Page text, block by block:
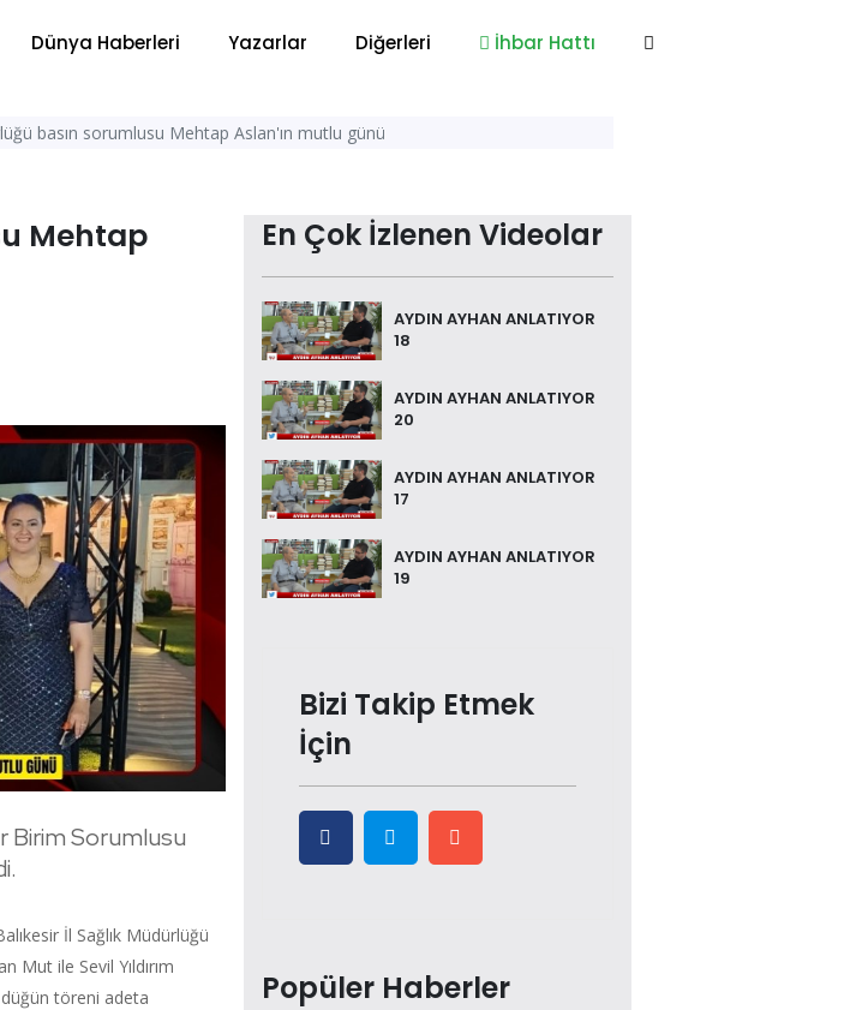
Dünya Haberleri Yazarlar Diğerleri İhbar Hattı
basın sorumlusu Mehtap Aslan'ın mutlu günü
Mehtap
Birim Sorumlusu
İl Sağlık Müdürlüğü
Mut ile Sevil Yıldırım
töreni adeta
En Çok İzlenen Videolar
AYDIN AYHAN ANLATIYOR
18
AYDIN AYHAN ANLATIYOR
20
AYDIN AYHAN ANLATIYOR
17
AYDIN AYHAN ANLATIYOR
19
Bizi Takip Etmek
İçin
Popüler Haberler